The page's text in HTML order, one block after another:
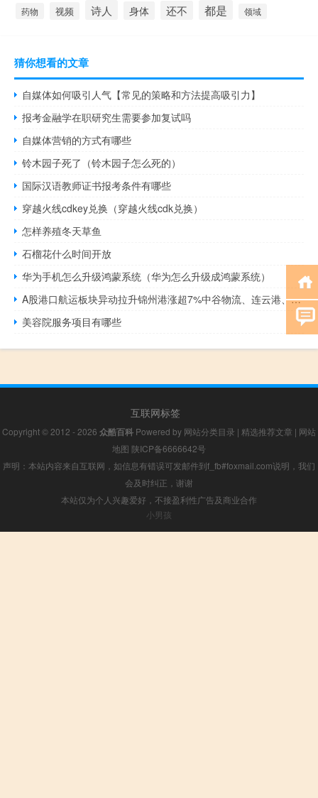
药物 视频 诗人 身体 还不 都是 领域
猜你想看的文章
自媒体如何吸引人气【常见的策略和方法提高吸引力】
报考金融学在职研究生需要参加复试吗
自媒体营销的方式有哪些
铃木园子死了（铃木园子怎么死的）
国际汉语教师证书报考条件有哪些
穿越火线cdkey兑换（穿越火线cdk兑换）
怎样养殖冬天草鱼
石榴花什么时间开放
华为手机怎么升级鸿蒙系统（华为怎么升级成鸿蒙系统）
A股港口航运板块异动拉升锦州港涨超7%中谷物流、连云港、辽港股份、宁波远洋等跟涨
美容院服务项目有哪些
互联网标签
Copyright © 2012 - 2026 众酷百科 Powered by 网站分类目录 | 精选推荐文章 | 网站
地图 陕ICP备6666642号
声明：本站内容来自互联网，如信息有错误可发邮件到f_fb#foxmail.com说明，我们
会及时纠正，谢谢
本站仅为个人兴趣爱好，不接盈利性广告及商业合作
小男孩